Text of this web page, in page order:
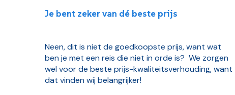
Je bent zeker van dé beste prijs
Neen, dit is niet de goedkoopste prijs, want wat
ben je met een reis die niet in orde is? We zorgen
wel voor de beste prijs-kwaliteitsverhouding, want
dat vinden wij belangrijker!